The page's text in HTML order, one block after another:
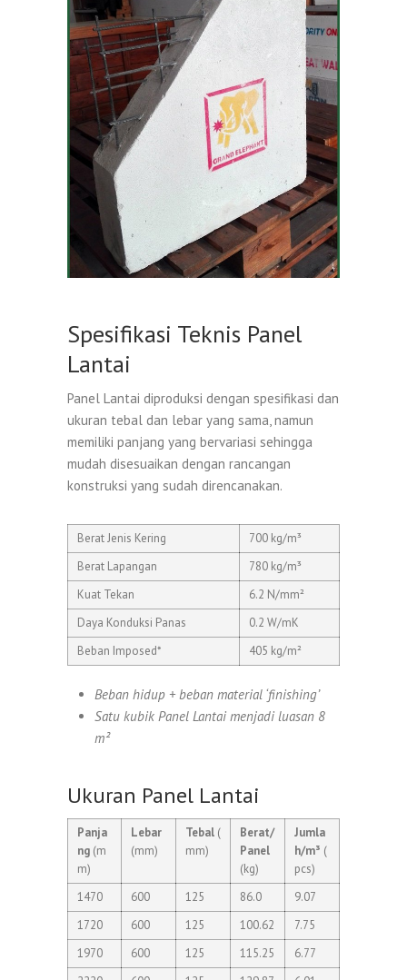
Spesifikasi Teknis Panel
Lantai
Panel Lantai diproduksi dengan spesifikasi dan
ukuran tebal dan lebar yang sama, namun
memiliki panjang yang bervariasi sehingga
mudah disesuaikan dengan rancangan
konstruksi yang sudah direncanakan.
Berat Jenis Kering
700 kg/m³
Berat Lapangan
780 kg/m³
Kuat Tekan
6.2 N/mm²
Daya Konduksi Panas
0.2 W/mK
Beban Imposed*
405 kg/m²
Beban hidup + beban material ‘finishing’
Satu kubik Panel Lantai menjadi luasan 8
m²
Ukuran Panel Lantai
Panja
ng (m
m)
Lebar
(mm)
Tebal (
mm)
Berat/
Panel
(kg)
Jumla
h/m³ (
pcs)
1470
600 125 86.0
9.07
1720
600 125 100.62
7.75
1970
600 125 115.25
6.77